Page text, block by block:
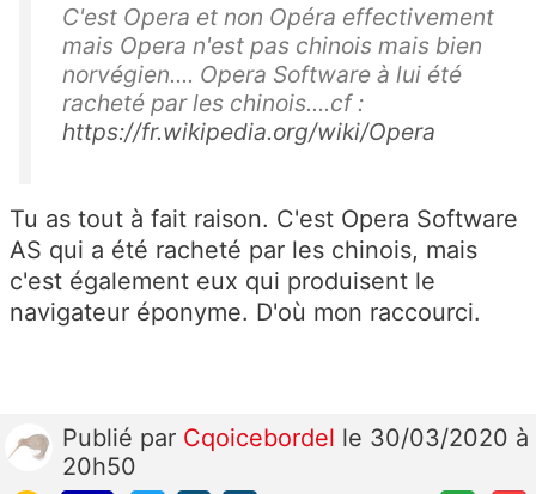
C'est Opera et non Opéra effectivement
mais Opera n'est pas chinois mais bien
norvégien.... Opera Software à lui été
racheté par les chinois....cf :
https://fr.wikipedia.org/wiki/Opera
Tu as tout à fait raison. C'est Opera Software
AS qui a été racheté par les chinois, mais
c'est également eux qui produisent le
navigateur éponyme. D'où mon raccourci.
Publié par Cqoicebordel le 30/03/2020 à
20h50